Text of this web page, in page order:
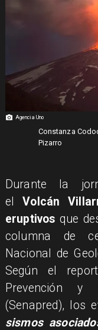
Agencia Uno
Constanza
Pizarro
Durante la
el
Volcán
eruptivos que
columna de
Nacional de
Según el
Prevención y
(Senapred), los
sismos